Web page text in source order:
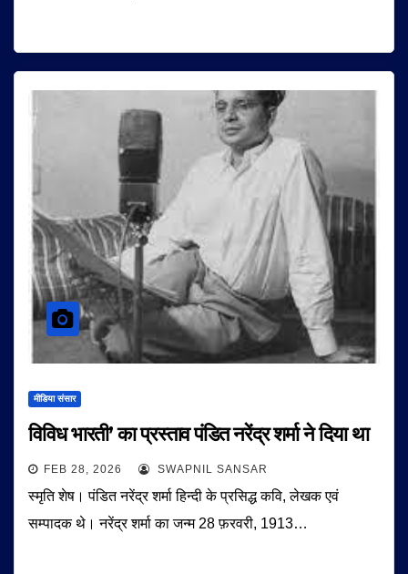
मीडिया संसार
विविध भारती’ का प्रस्ताव पंडित नरेंद्र शर्मा ने दिया था
FEB 28, 2026 SWAPNIL SANSAR
स्मृति शेष। पंडित नरेंद्र शर्मा हिन्दी के प्रसिद्ध कवि, लेखक एवं
सम्पादक थे। नरेंद्र शर्मा का जन्म 28 फ़रवरी, 1913…